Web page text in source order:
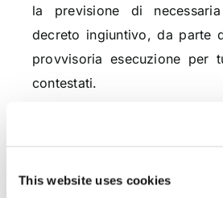
This website uses cookies
la previsione di
decreto ingiuntivo, da parte
provvisoria esecuzione per
contestati.
Queste le novità in pillole